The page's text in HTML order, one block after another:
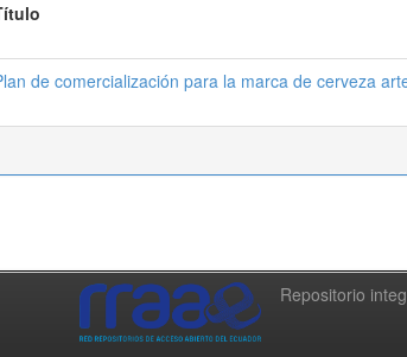
de comercialización para la marca de cerveza
Repositorio